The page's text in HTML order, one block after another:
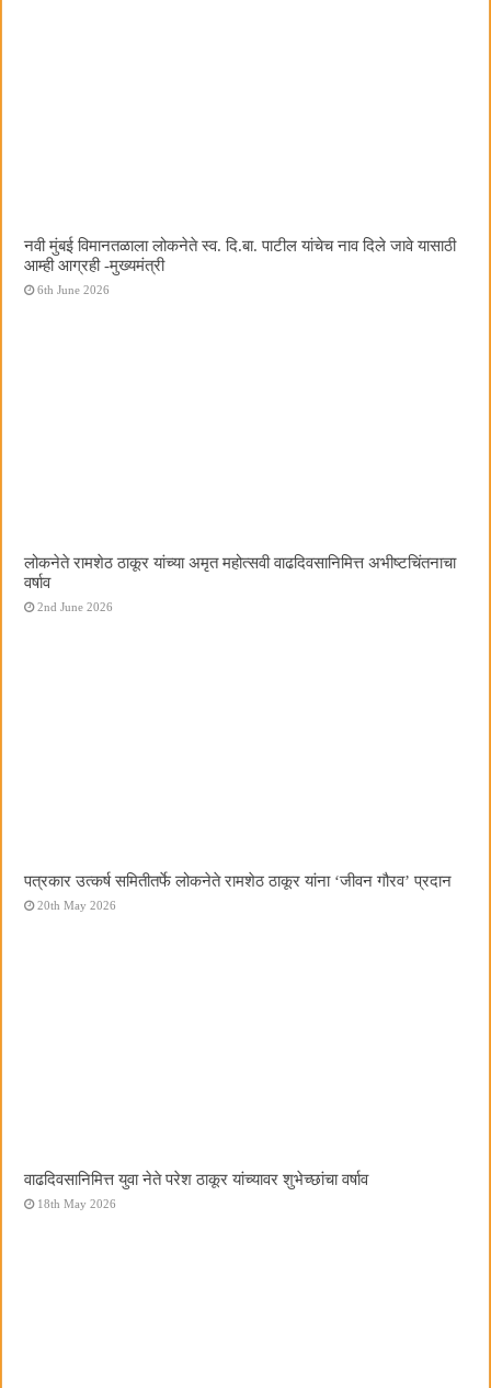
नवी मुंबई विमानतळाला लोकनेते स्व. दि.बा. पाटील यांचेच नाव दिले जावे यासाठी
आम्ही आग्रही -मुख्यमंत्री
6th June 2026
लोकनेते रामशेठ ठाकूर यांच्या अमृत महोत्सवी वाढदिवसानिमित्त अभीष्टचिंतनाचा
वर्षाव
2nd June 2026
पत्रकार उत्कर्ष समितीतर्फे लोकनेते रामशेठ ठाकूर यांना ‌‘जीवन गौरव‌’ प्रदान
20th May 2026
वाढदिवसानिमित्त युवा नेते परेश ठाकूर यांच्यावर शुभेच्छांचा वर्षाव
18th May 2026